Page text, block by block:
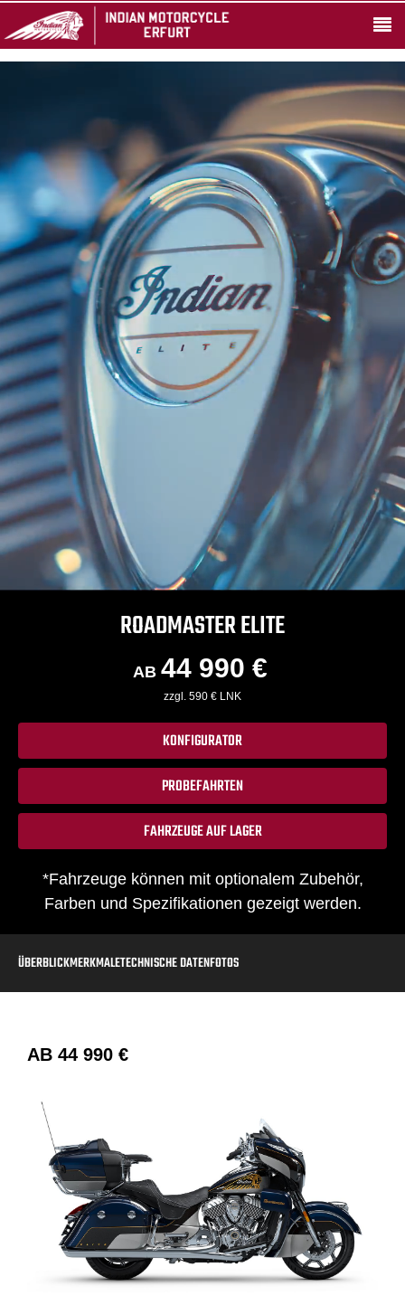
ROADMASTER ELITE
AB 44 990 €
zzgl. 590 € LNK
KONFIGURATOR
PROBEFAHRTEN
FAHRZEUGE AUF LAGER
*Fahrzeuge können mit optionalem Zubehör,
Farben und Spezifikationen gezeigt werden.
ÜBERBLICKMERKMALETECHNISCHE DATENFOTOS
AB 44 990 €